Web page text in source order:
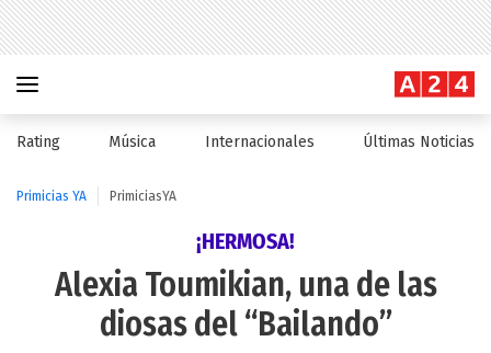
Rating Música Internacionales Últimas Noticias
Primicias YA PrimiciasYA
¡HERMOSA!
Alexia Toumikian, una de las
diosas del “Bailando”